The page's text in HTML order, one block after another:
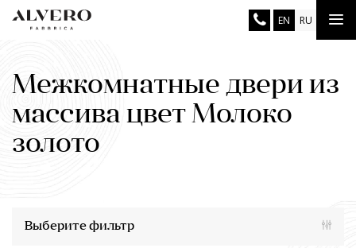
Перейти
EN RU
Межкомнатные двери из
массива цвет Молоко
золото
Выберите фильтр